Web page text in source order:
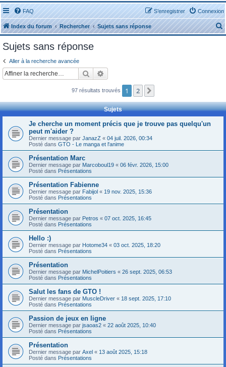
FAQ Connexion
S’enregistrer
Index du forum Rechercher Sujets sans réponse
e
h
Sujets sans réponse
Aller à la recherche avancée
Rechercher
97 résultats trouvés 1 2
Sujets
Je cherche un moment précis que je trouve pas quelqu'un
peut m'aider ?
Dernier message par JanazZ « 04 juil. 2026, 00:34
Posté dans GTO - Le manga et l'anime
Présentation Marc
Dernier message par Marcoboul19 « 06 févr. 2026, 15:00
Posté dans Présentations
Présentation Fabienne
Dernier message par Fabijol « 19 nov. 2025, 15:36
Posté dans Présentations
Présentation
Dernier message par Petros « 07 oct. 2025, 16:45
Posté dans Présentations
Hello :)
Dernier message par Hotome34 « 03 oct. 2025, 18:20
Posté dans Présentations
Présentation
Dernier message par MichelPoitiers « 26 sept. 2025, 06:53
Posté dans Présentations
Salut les fans de GTO !
Dernier message par MuscleDriver « 18 sept. 2025, 17:10
Posté dans Présentations
Passion de jeux en ligne
Dernier message par jsaoas2 « 22 août 2025, 10:40
Posté dans Présentations
Présentation
Dernier message par Axel « 13 août 2025, 15:18
Posté dans Présentations